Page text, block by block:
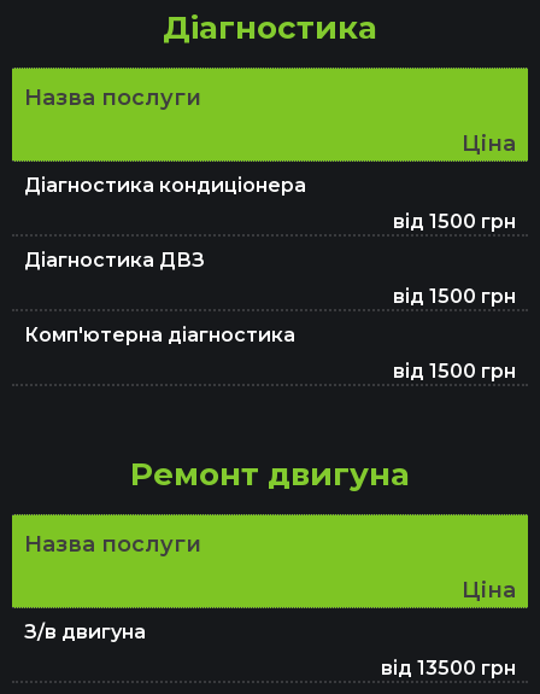
Заміна ШРКШ
Ремонт зчеплення
Ремонт ЕБУ
Проточка гальмівних дисків
Діагностика
Назва послуги
Ціна
Діагностика кондиціонера
від 1500 грн
Діагностика ДВЗ
від 1500 грн
Комп'ютерна діагностика
від 1500 грн
Ремонт двигуна
Назва послуги
Ціна
З/в двигуна
від 13500 грн